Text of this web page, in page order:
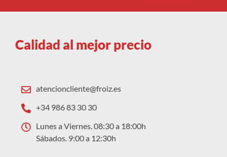
Calidad al mejor precio
atencioncliente@froiz.es
+34 986 83 30 30
Lunes a Viernes. 08:30 a 18:00h
Sábados. 9:00 a 12:30h